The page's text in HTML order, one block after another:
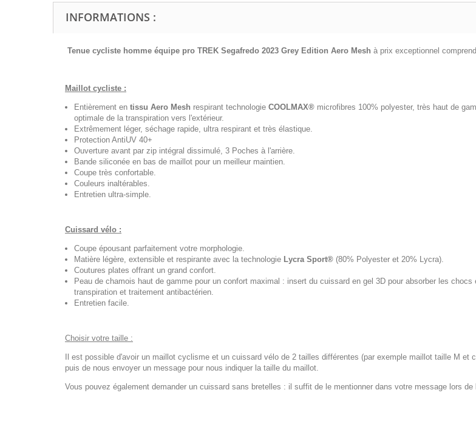
INFORMATIONS :
Tenue cycliste homme équipe pro TREK Segafredo 2023 Grey Edition Aero Mesh à prix exceptionnel comprend
Maillot cycliste :
Entièrement en tissu Aero Mesh respirant technologie COOLMAX® microfibres 100% polyester, très haut de
optimale de la transpiration vers l'extérieur.
Extrêmement léger, séchage rapide, ultra respirant et très élastique.
Protection AntiUV 40+
Ouverture avant par zip intégral dissimulé, 3 Poches à l'arrière.
Bande siliconée en bas de maillot pour un meilleur maintien.
Coupe très confortable.
Couleurs inaltérables.
Entretien ultra-simple.
Cuissard vélo :
Coupe épousant parfaitement votre morphologie.
Matière légère, extensible et respirante avec la technologie Lycra Sport® (80% Polyester et 20% Lycra).
Coutures plates offrant un grand confort.
Peau de chamois haut de gamme pour un confort maximal : insert du cuissard en gel 3D pour absorber les
transpiration et traitement antibactérien.
Entretien facile.
Choisir votre taille :
Il est possible d'avoir un maillot cyclisme et un cuissard vélo de 2 tailles différentes (par exemple maillot taille M
puis de nous envoyer un message pour nous indiquer la taille du maillot.
Vous pouvez également demander un cuissard sans bretelles : il suffit de le mentionner dans votre message lors